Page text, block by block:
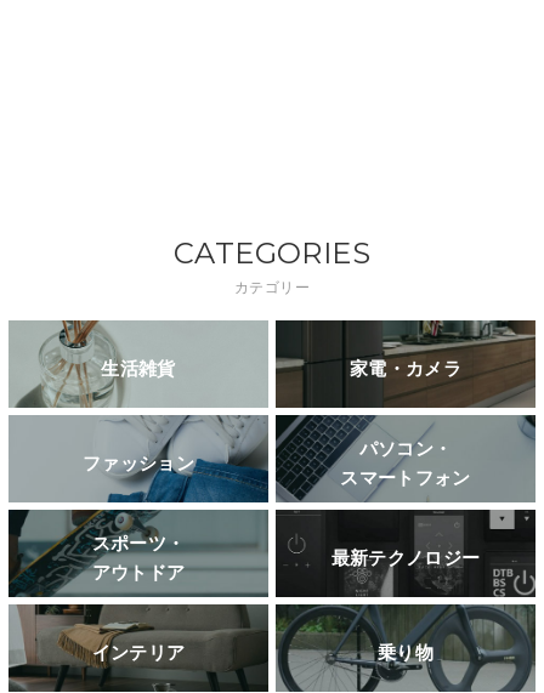
CATEGORIES
カテゴリー
生活雑貨 家電・カメラ
ファッション
パソコン・
スマートフォン
スポーツ・
アウトドア
最新テクノロジー
インテリア 乗り物